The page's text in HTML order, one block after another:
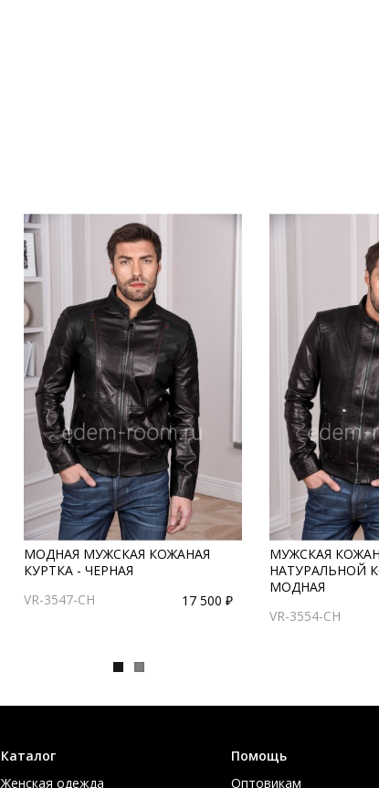
МОДНАЯ МУЖСКАЯ КОЖАНАЯ
КУРТКА - ЧЕРНАЯ
VR-3547-CH
17 500 ₽
МУЖСКАЯ
НАТУРАЛЬНОЙ
МОДНАЯ
VR-3554-CH
Каталог
Женская одежда
Помощь
Оптовикам